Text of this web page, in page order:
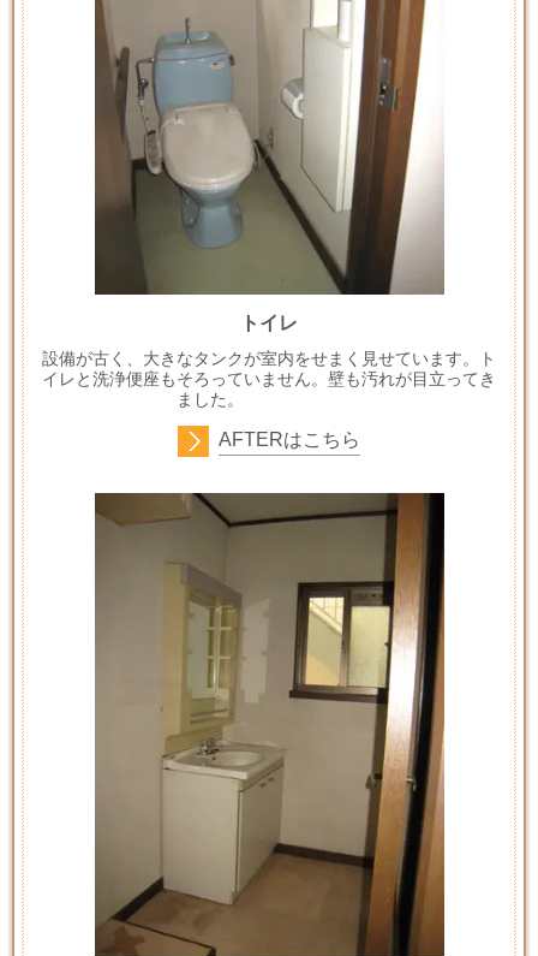
トイレ
設備が古く、大きなタンクが室内をせまく見せています。ト
イレと洗浄便座もそろっていません。壁も汚れが目立ってき
ました。
AFTERはこちら